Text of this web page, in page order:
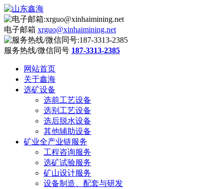
电子邮箱 xrguo@xinhaimining.net
服务热线/微信同号 187-3313-2385
网站首页
关于鑫海
选矿设备
选前工艺设备
选别工艺设备
选后脱水设备
其他辅助设备
矿业全产业链服务
工程咨询服务
选矿试验服务
矿山设计服务
设备制造、配套与研发